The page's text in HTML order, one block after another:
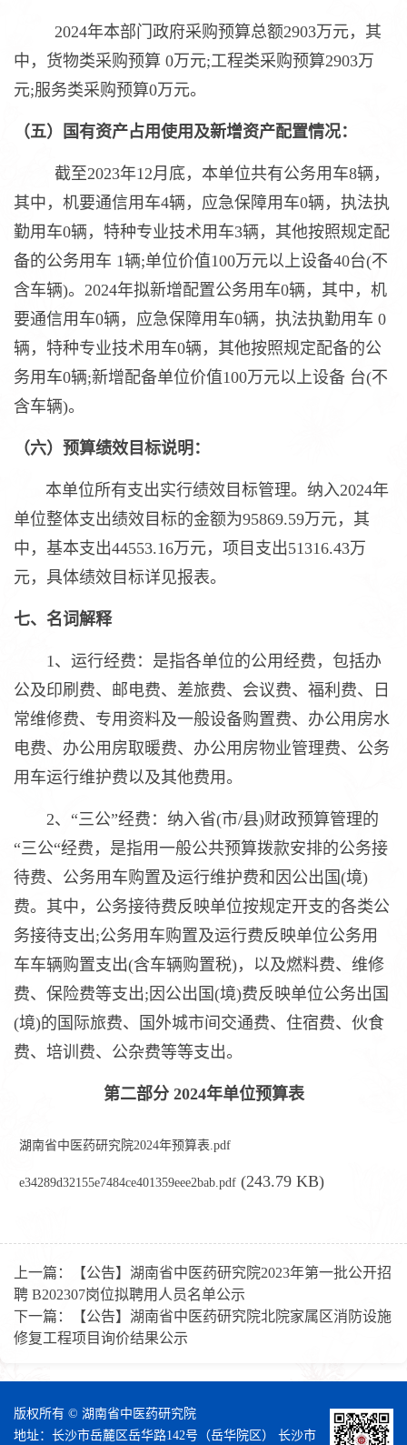
2024年本部门政府采购预算总额2903万元，其
中，货物类采购预算 0万元;工程类采购预算2903万
元;服务类采购预算0万元。
（五）国有资产占用使用及新增资产配置情况：
截至2023年12月底，本单位共有公务用车8辆，
其中，机要通信用车4辆，应急保障用车0辆，执法执
勤用车0辆，特种专业技术用车3辆，其他按照规定配
备的公务用车 1辆;单位价值100万元以上设备40台(不
含车辆)。2024年拟新增配置公务用车0辆，其中，机
要通信用车0辆，应急保障用车0辆，执法执勤用车 0
辆，特种专业技术用车0辆，其他按照规定配备的公
务用车0辆;新增配备单位价值100万元以上设备 台(不
含车辆)。
（六）预算绩效目标说明：
本单位所有支出实行绩效目标管理。纳入2024年
单位整体支出绩效目标的金额为95869.59万元，其
中，基本支出44553.16万元，项目支出51316.43万
元，具体绩效目标详见报表。
七、名词解释
1、运行经费：是指各单位的公用经费，包括办
公及印刷费、邮电费、差旅费、会议费、福利费、日
常维修费、专用资料及一般设备购置费、办公用房水
电费、办公用房取暖费、办公用房物业管理费、公务
用车运行维护费以及其他费用。
2、“三公”经费：纳入省(市/县)财政预算管理的
“三公“经费，是指用一般公共预算拨款安排的公务接
待费、公务用车购置及运行维护费和因公出国(境)
费。其中，公务接待费反映单位按规定开支的各类公
务接待支出;公务用车购置及运行费反映单位公务用
车车辆购置支出(含车辆购置税)，以及燃料费、维修
费、保险费等支出;因公出国(境)费反映单位公务出国
(境)的国际旅费、国外城市间交通费、住宿费、伙食
费、培训费、公杂费等等支出。
第二部分 2024年单位预算表
湖南省中医药研究院2024年预算表.pdf
e34289d32155e7484ce401359eee2bab.pdf (243.79 KB)
上一篇：
【公告】湖南省中医药研究院2023年第一批公开招
聘 B202307岗位拟聘用人员名单公示
下一篇：
【公告】湖南省中医药研究院北院家属区消防设施
修复工程项目询价结果公示
版权所有 © 湖南省中医药研究院
地址：长沙市岳麓区岳华路142号（岳华院区） 长沙市